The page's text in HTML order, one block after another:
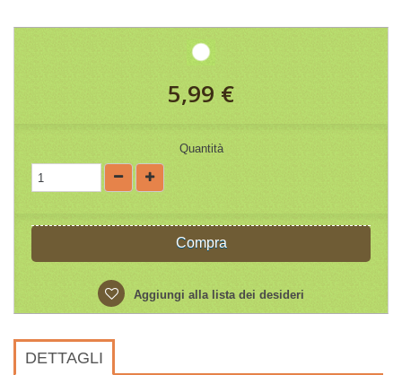
5,99 €
Quantità
Compra
Aggiungi alla lista dei desideri
DETTAGLI